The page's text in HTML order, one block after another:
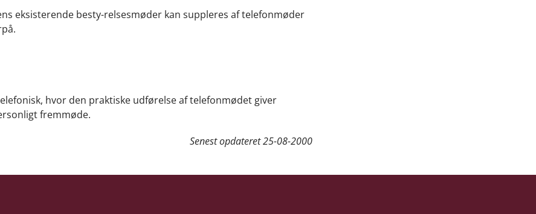
eksisterende besty-relsesmøder kan suppleres af telefonmøder
hvor den praktiske udførelse af telefonmødet giver
fremmøde.
Senest opdateret25-08-2000